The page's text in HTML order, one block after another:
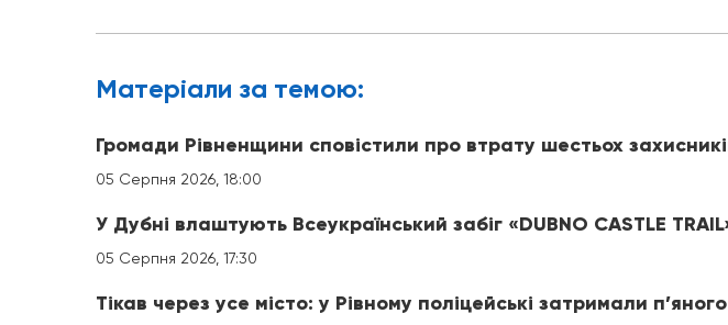
Матерiали за темою:
Громади Рівненщини сповістили про втрату шестьох
05 Серпня 2026, 18:00
У Дубні влаштують Всеукраїнський забіг «DUBNO CASTLE
05 Серпня 2026, 17:30
Тікав через усе місто: у Рівному поліцейські затримали